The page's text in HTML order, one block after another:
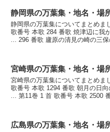
静岡県の万葉集・地名・場
静岡県の万葉集についてまとめま
歌番号 本歌 284 番歌 焼津辺に我
... 296 番歌 廬原の清見の崎の三
宮崎県の万葉集・地名・場
宮崎県の万葉集についてまとめま
歌番号 本歌 1294 番歌 朝月の日
... 第11巻 1 首 歌番号 本歌 2500
広島県の万葉集・地名・場